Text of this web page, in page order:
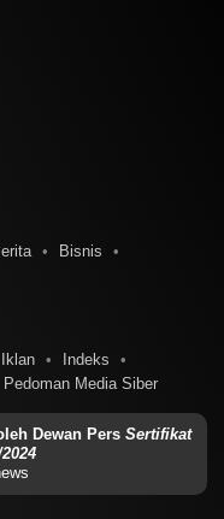
Bisnis
Iklan
Indeks
Pedoman Media Siber
Dewan Pers Sertifikat